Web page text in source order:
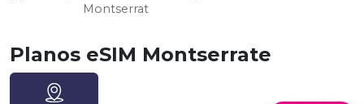
Montserrat
Planos eSIM Montserrate